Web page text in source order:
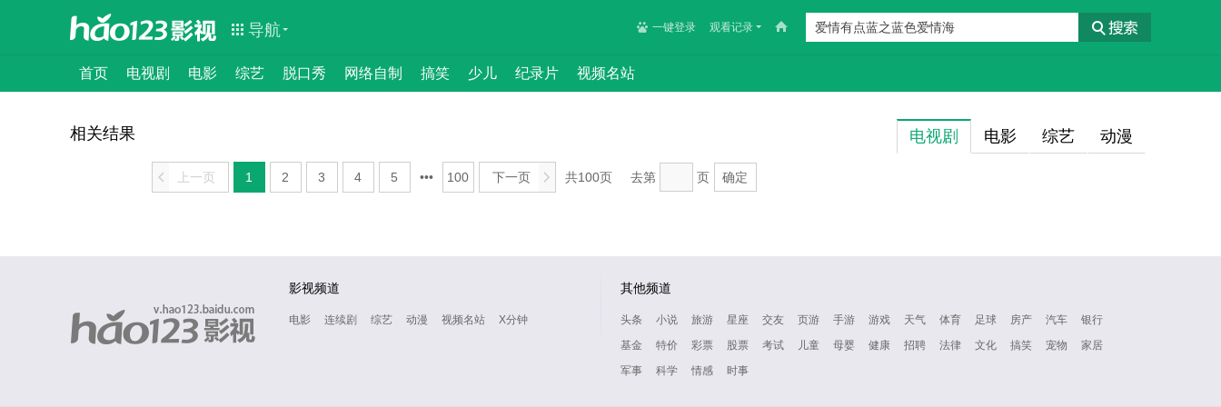
导航 一键登录 观看记录
首页 电视剧 电影 综艺 脱口秀 网络自制 搞笑 少儿 纪录片 视频名站
相关结果
上一页
< 1 2 3 4 5 ••• 100 下一页 > 共100页 去第 页 确定
电视剧 电影 综艺 动漫
影视频道
电影 连续剧 综艺 动漫 视频名站 X分钟
其他频道
头条 小说 旅游 星座 交友 页游 手游 游戏 天气 体育 足球 房产 汽车
银行
基金
特价 彩票 股票 考试 儿童 母婴 健康 招聘 法律 文化 搞笑 宠物
家居
军事
科学 情感 时事